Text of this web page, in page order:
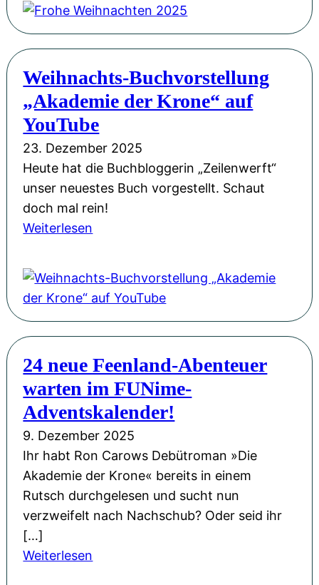
2
0
2
6
!
u
n
s
e
r
ö
f
n
n
m
i
t
L
e
s
u
n
g
u
n
d
V
r
o
h
W
e
i
h
n
c
t
n
2
0
2
5
Weihnachts-Buchvorstellung
„Akademie der Krone“ auf
YouTube
23. Dezember 2025
Heute hat die Buchbloggerin „Zeilenwerft“
unser neuestes Buch vorgestellt. Schaut
doch mal rein!
Weiterlesen
i
h
n
c
h
t
s
o
24 neue Feenland-Abenteuer
warten im FUNime-
Adventskalender!
9. Dezember 2025
Ihr habt Ron Carows Debütroman »Die
Akademie der Krone« bereits in einem
Rutsch durchgelesen und sucht nun
verzweifelt nach Nachschub? Oder seid ihr
[…]
Weiterlesen